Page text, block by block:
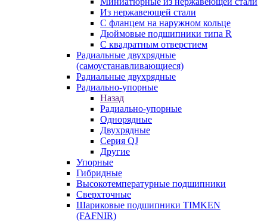
Из нержавеющей стали
С фланцем на наружном кольце
Дюймовые подшипники типа R
С квадратным отверстием
Радиальные двухрядные
(самоустанавливающиеся)
Радиальные двухрядные
Радиально-упорные
Назад
Радиально-упорные
Однорядные
Двухрядные
Серия QJ
Другие
Упорные
Гибридные
Высокотемпературные подшипники
Сверхточные
Шариковые подшипники TIMKEN
(FAFNIR)